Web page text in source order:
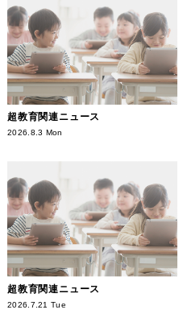
超教育関連ニュース
2026.8.3 Mon
超教育関連ニュース
2026.7.21 Tue